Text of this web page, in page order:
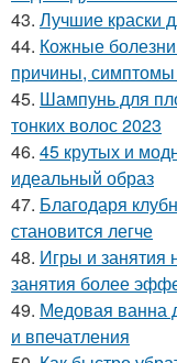
43. Лучшие краски
44. Кожные болезни
причины,
45. Шампунь для
тонких волос 2023
46. 45 крутых и
идеальный образ
47. Благодаря
становится легче
48. Игры и занятия
занятия более
49. Медовая ванна
и впечатления